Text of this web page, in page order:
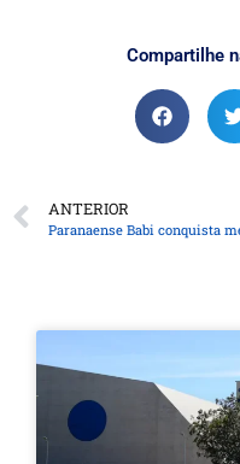
Compartilhe
ANTERIOR